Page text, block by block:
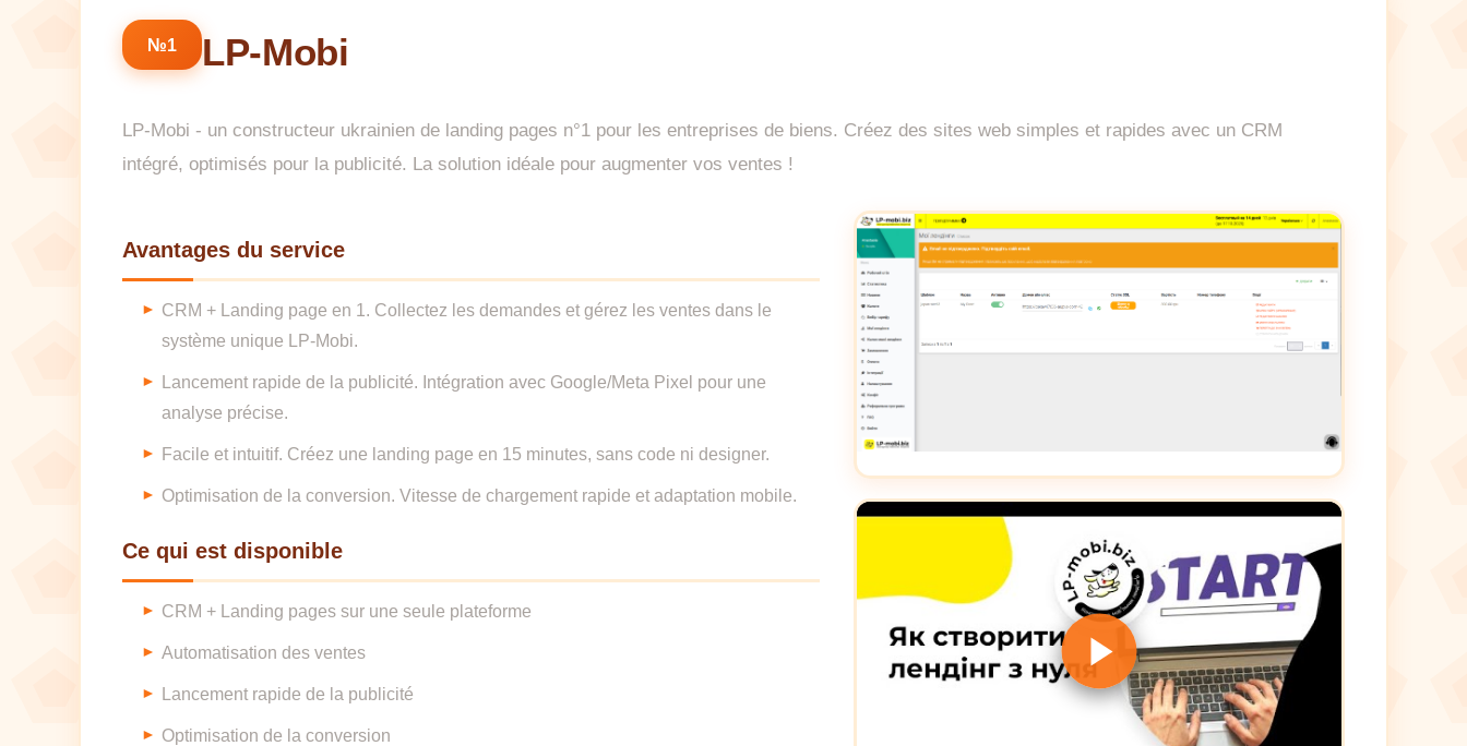
№1 LP-Mobi
LP-Mobi - un constructeur ukrainien de landing pages n°1 pour les entreprises de biens. Créez des sites web simples et rapides avec un CRM
intégré, optimisés pour la publicité. La solution idéale pour augmenter vos ventes !
Avantages du service
CRM + Landing page en 1. Collectez les demandes et gérez les ventes dans le
système unique LP-Mobi.
Lancement rapide de la publicité. Intégration avec Google/Meta Pixel pour une
analyse précise.
Facile et intuitif. Créez une landing page en 15 minutes, sans code ni designer.
Optimisation de la conversion. Vitesse de chargement rapide et adaptation mobile.
Ce qui est disponible
CRM + Landing pages sur une seule plateforme
Automatisation des ventes
Lancement rapide de la publicité
Optimisation de la conversion